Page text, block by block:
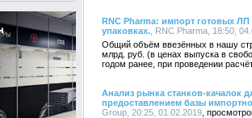
RNC Pharma: импорт готовых ЛП
упаковках. , RNC Pharma, 18:50,
Общий объём ввезённых в нашу
млрд. руб. (в ценах выпуска в
годом ранее, при проведении
Анализ рынка станков-качалок
предоставлением базы
Group, 20:25, 01.02.2019